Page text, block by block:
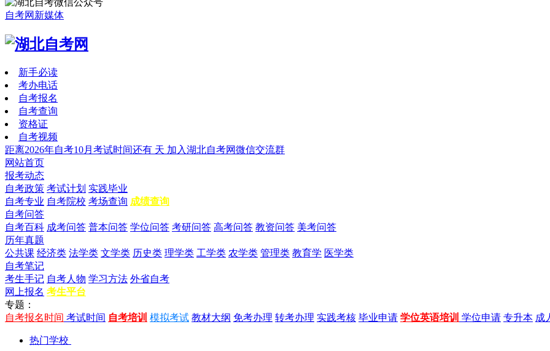
自考网新媒体
新手必读
考办电话
自考报名
自考查询
资格证
自考视频
距离2026年自考10月考试时间还有 天 加入湖北自考网微信交流群
网站首页
报考动态
自考政策 考试计划 实践毕业
自考专业 自考院校 考场查询 成绩查询
自考问答
自考百科 成考问答 普本问答 学位问答 考研问答 高考问答 教资问答 美考问答
历年真题
公共课 经济类 法学类 文学类 历史类 理学类 工学类 农学类 管理类 教育学 医学类
自考笔记
考生手记 自考人物 学习方法 外省自考
网上报名 考生平台
专题：
自考报名时间 考试时间 自考培训 模拟考试 教材大纲 免考办理 转考办理 实践考核 毕业申请 学位英语培训 学位申请 专升本 成
热门学校